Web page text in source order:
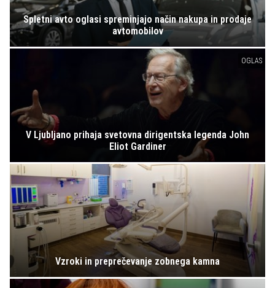
Spletni avto oglasi spreminjajo način nakupa in prodaje
avtomobilov
OGLAS
V Ljubljano prihaja svetovna dirigentska legenda John
Eliot Gardiner
Vzroki in preprečevanje zobnega kamna